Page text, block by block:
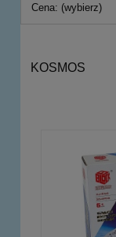
Cena: (wybierz)
KOSMOS